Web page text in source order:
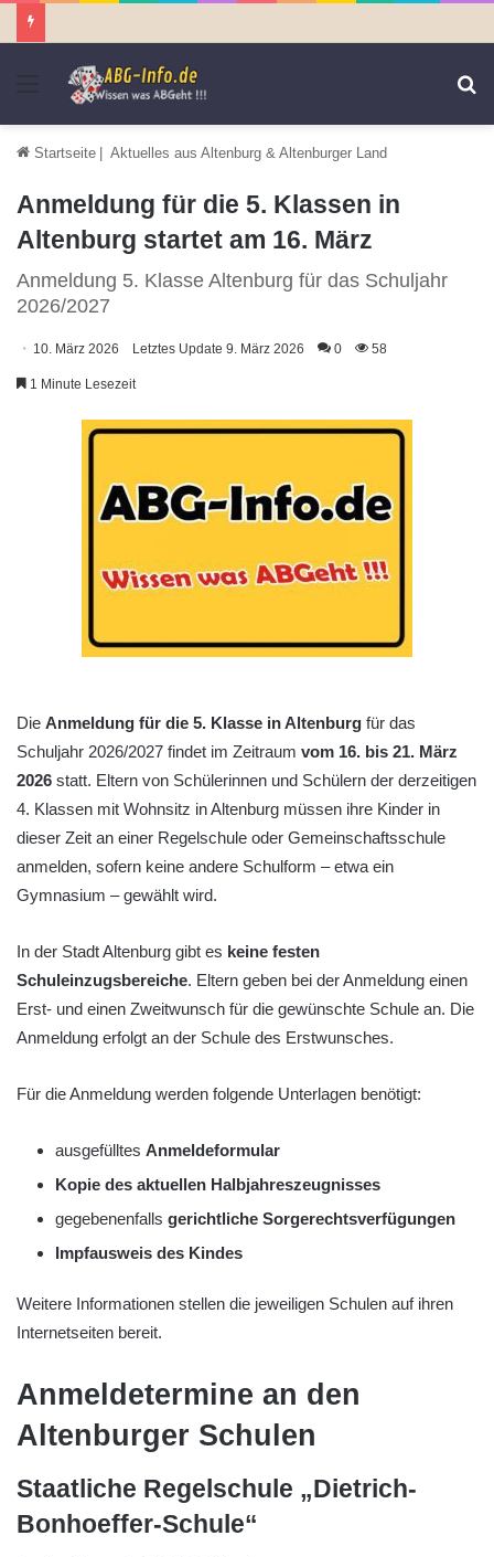
Menü
Startseite | Aktuelles aus Altenburg & Altenburger Land
Anmeldung für die 5. Klassen in
Altenburg startet am 16. März
Anmeldung 5. Klasse Altenburg für das Schuljahr
2026/2027
10. März 2026 Letztes Update 9. März 2026 0 58
1 Minute Lesezeit
Die Anmeldung für die 5. Klasse in Altenburg für das
Schuljahr 2026/2027 findet im Zeitraum vom 16. bis 21. März
2026 statt. Eltern von Schülerinnen und Schülern der derzeitigen
4. Klassen mit Wohnsitz in Altenburg müssen ihre Kinder in
dieser Zeit an einer Regelschule oder Gemeinschaftsschule
anmelden, sofern keine andere Schulform – etwa ein
Gymnasium – gewählt wird.
In der Stadt Altenburg gibt es keine festen
Schuleinzugsbereiche. Eltern geben bei der Anmeldung einen
Erst- und einen Zweitwunsch für die gewünschte Schule an. Die
Anmeldung erfolgt an der Schule des Erstwunsches.
Für die Anmeldung werden folgende Unterlagen benötigt:
ausgefülltes Anmeldeformular
Kopie des aktuellen Halbjahreszeugnisses
gegebenenfalls gerichtliche Sorgerechtsverfügungen
Impfausweis des Kindes
Weitere Informationen stellen die jeweiligen Schulen auf ihren
Internetseiten bereit.
Anmeldetermine an den
Altenburger Schulen
Staatliche Regelschule „Dietrich-
Bonhoeffer-Schule“